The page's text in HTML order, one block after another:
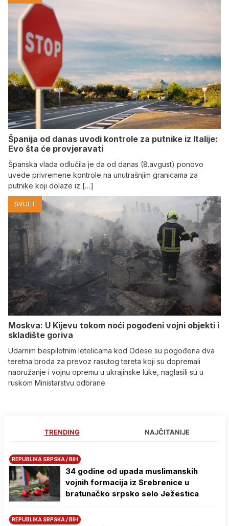
Španija od danas uvodi kontrole za putnike iz Italije:
Evo šta će provjeravati
Španska vlada odlučila je da od danas (8.avgust) ponovo
uvede privremene kontrole na unutrašnjim granicama za
putnike koji dolaze iz […]
SVIJET
Moskva: U Kijevu tokom noći pogođeni vojni objekti i
skladište goriva
Udarnim bespilotnim letelicama kod Odese su pogođena dva
teretna broda za prevoz rasutog tereta koji su dopremali
naoružanje i vojnu opremu u ukrajinske luke, naglasili su u
ruskom Ministarstvu odbrane
TRENDING NAJČITANIJE
REPUBLIKA SRPSKA / BIH
34 godine od upada muslimanskih
vojnih formacija iz Srebrenice u
bratunačko srpsko selo Јežestica
REPUBLIKA SRPSKA / BIH